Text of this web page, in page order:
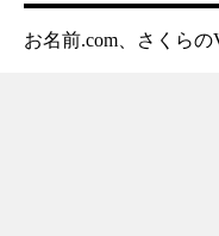
お名前.com、さくら